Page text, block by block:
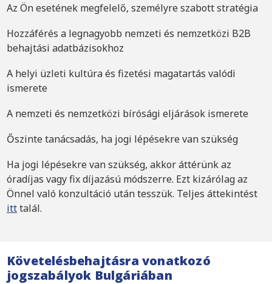
Az Ön esetének megfelelő, személyre szabott stratégia
Hozzáférés a legnagyobb nemzeti és nemzetközi B2B
behajtási adatbázisokhoz
A helyi üzleti kultúra és fizetési magatartás valódi
ismerete
A nemzeti és nemzetközi bírósági eljárások ismerete
Őszinte tanácsadás, ha jogi lépésekre van szükség
Ha jogi lépésekre van szükség, akkor áttérünk az
óradíjas vagy fix díjazású módszerre. Ezt kizárólag az
Önnel való konzultáció után tesszük. Teljes áttekintést
itttalál.
Követelésbehajtásra vonatkozó
jogszabályok Bulgáriában